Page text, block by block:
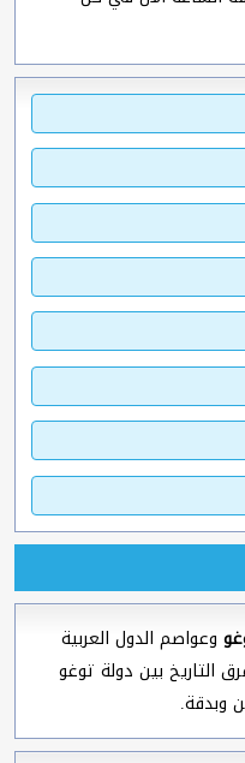
وعواصم الدول العربية
التاريخ بين دولة توغو
وبدقة.